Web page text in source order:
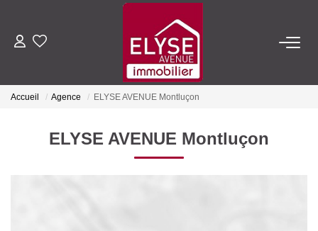
ACHETER
ESTIMER
Accueil Agence ELYSE AVENUE Montluçon
ELYSE AVENUE Montluçon